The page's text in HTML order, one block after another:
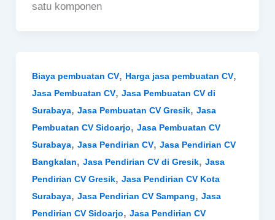
satu komponen
Biaya pembuatan CV, Harga jasa pembuatan CV,
Jasa Pembuatan CV, Jasa Pembuatan CV di
Surabaya, Jasa Pembuatan CV Gresik, Jasa
Pembuatan CV Sidoarjo, Jasa Pembuatan CV
Surabaya, Jasa Pendirian CV, Jasa Pendirian CV
Bangkalan, Jasa Pendirian CV di Gresik, Jasa
Pendirian CV Gresik, Jasa Pendirian CV Kota
Surabaya, Jasa Pendirian CV Sampang, Jasa
Pendirian CV Sidoarjo, Jasa Pendirian CV